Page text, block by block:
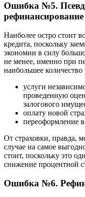
Ошибка №5.
Наиболее остро стоит
кредита, поскольку
экономии в силу
не менее, именно при
наибольшее количество
услуги
проведенную
залогового
оплату новой
переоформление
От страховки, правда,
случае на самое
стоит, поскольку это
снижение процентной
Ошибка №6.